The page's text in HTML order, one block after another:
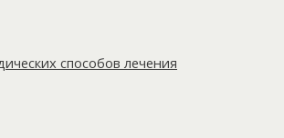
способов лечения